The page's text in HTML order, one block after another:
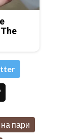
пари